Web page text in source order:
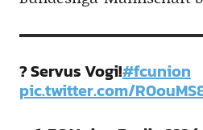
? Servus Vogi!#fcunion
pic.twitter.com/